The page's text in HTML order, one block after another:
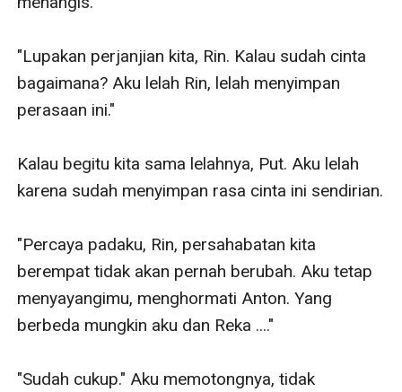
"Lupakan perjanjian kita, Rin. Kalau sudah cinta
bagaimana? Aku lelah Rin, lelah menyimpan
perasaan ini."
Kalau begitu kita sama lelahnya, Put. Aku lelah
karena sudah menyimpan rasa cinta ini sendirian.
"Percaya padaku, Rin, persahabatan kita
berempat tidak akan pernah berubah. Aku tetap
menyayangimu, menghormati Anton. Yang
berbeda mungkin aku dan Reka ...."
"Sudah cukup." Aku memotongnya, tidak